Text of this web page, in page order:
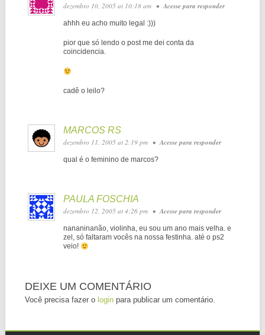
dezembro 10, 2005 at 10:18 am • Acesse para responder
ahhh eu acho muito legal :)))
pior que só lendo o post me dei conta da
coincidencia.
cadê o leilo?
MARCOS RS
dezembro 11, 2005 at 2:19 pm • Acesse para responder
qual é o feminino de marcos?
PAULA FOSCHIA
dezembro 12, 2005 at 4:26 pm • Acesse para responder
nananinanão, violinha, eu sou um ano mais velha. e
zel, só faltaram vocês na nossa festinha. até o ps2
veio!
DEIXE UM COMENTÁRIO
Você precisa fazer o loginpara publicar um comentário.